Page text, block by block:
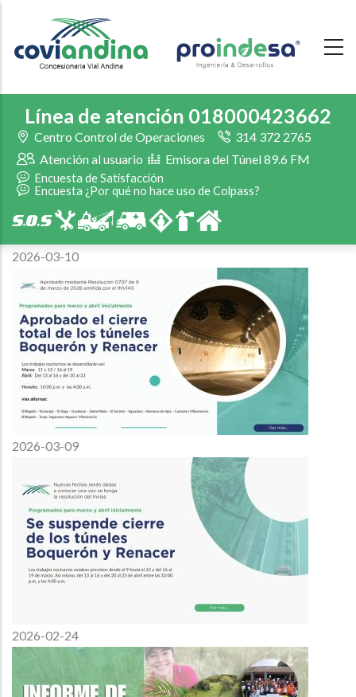
main
Línea de atención 018000423662
Centro Control de Operaciones
314 372 2765
Atención al usuario
Emisora del Túnel 89.6 FM
Encuesta de Satisfacción
Encuesta ¿Por qué no hace uso de Colpass?
2026-03-10
2026-03-09
2026-02-24